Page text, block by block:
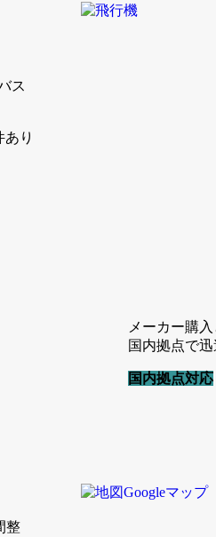
ス
り
メーカー購
国内拠点で
国内拠点対応
整